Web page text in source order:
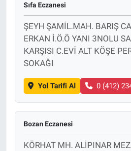
Sıfa Eczanesi
ŞEYH ŞAMİL.MAH. BARIŞ
ERKAN İ.Ö.Ö YANI 3NOLU
KARŞISI C.EVİ ALT KÖŞE
SOKAĞI
Yol Tarifi Al 0 (412)
Bozan Eczanesi
KÖRHAT MH. ALİPINAR